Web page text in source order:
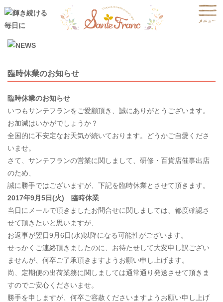
臨時休業のお知らせ
臨時休業のお知らせ
いつもサンテフランをご愛顧頂き、誠にありがとうございます。
お加減はいかがでしょうか？
全国的に不安定なお天気が続いております。どうかご自愛くださ
いませ。
さて、サンテフランの営業に関しまして、研修・百貨店催事出店
のため、
誠に勝手ではございますが、下記を臨時休業とさせて頂きます。
2017年9月5日(火) 臨時休業
当日にメールで頂きましたお問合せに関しましては、都度確認さ
せて頂きたいと思いますが、
お返事が翌日9月6日(水)以降になる可能性がございます。
せっかくご連絡頂きましたのに、お待たせして大変申し訳ござい
ませんが、何卒ご了承頂きますようお願い申し上げます。
尚、定期便の出荷業務に関しましては通常通り発送させて頂きま
すのでご安心くださいませ。
勝手を申しますが、何卒ご容赦くださいますようお願い申し上げ